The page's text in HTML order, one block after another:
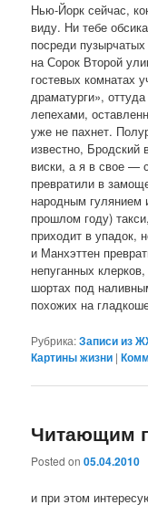
Нью-Йорк сейчас,
виду. Ни тебе
посреди
на Сорок Второй
гостевых комнатах
драматурги»,
лепехами,
уже не пахнет.
известно, Бродский
виски, а я в свое —
превратили в
народным гулянием
прошлом году)
приходит в упадок,
и Манхэттен
непуганных
шортах под
похожих на
Рубрика:Записи из
Картины жизни |
Читающим
Posted on05.04.2010
и при этом